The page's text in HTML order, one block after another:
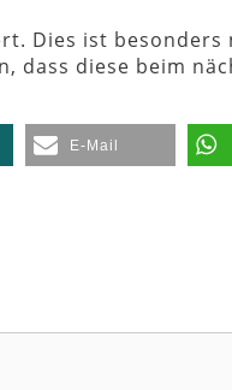
Dies ist besonders
dass diese beim
E-Mail